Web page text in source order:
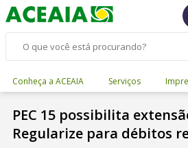
Conheça a ACEAIA Serviços
PEC 15 possibilita
Regularize para débitos